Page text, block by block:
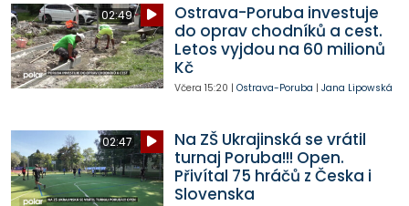
02:49
Ostrava-Poruba investuje
do oprav chodníků a cest.
Letos vyjdou na 60 milionů
Kč
Včera 15:20 | Ostrava-Poruba | Jana Lipowská
02:47
Na ZŠ Ukrajinská se vrátil
turnaj Poruba!!! Open.
Přivítal 75 hráčů z Česka i
Slovenska